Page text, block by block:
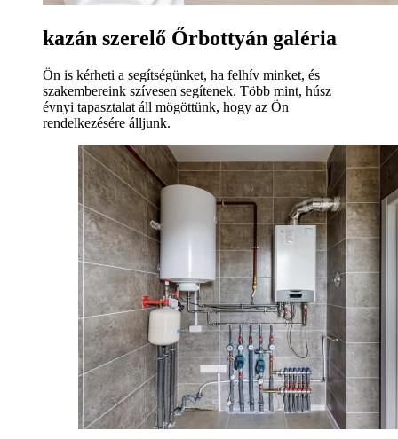
kazán szerelő Őrbottyán galéria
Ön is kérheti a segítségünket, ha felhív minket, és
szakembereink szívesen segítenek. Több mint, húsz
évnyi tapasztalat áll mögöttünk, hogy az Ön
rendelkezésére álljunk.